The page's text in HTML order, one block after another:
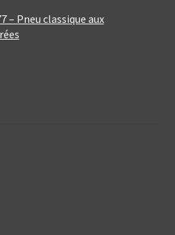
– Pneu classique aux